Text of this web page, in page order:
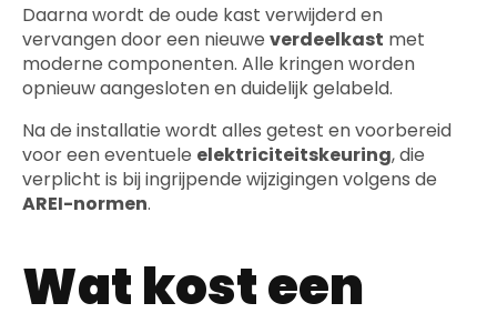
Daarna wordt de oude kast verwijderd en
vervangen door een nieuwe verdeelkast met
moderne componenten. Alle kringen worden
opnieuw aangesloten en duidelijk gelabeld.
Na de installatie wordt alles getest en voorbereid
voor een eventuele elektriciteitskeuring, die
verplicht is bij ingrijpende wijzigingen volgens de
AREI-normen.
Wat kost een